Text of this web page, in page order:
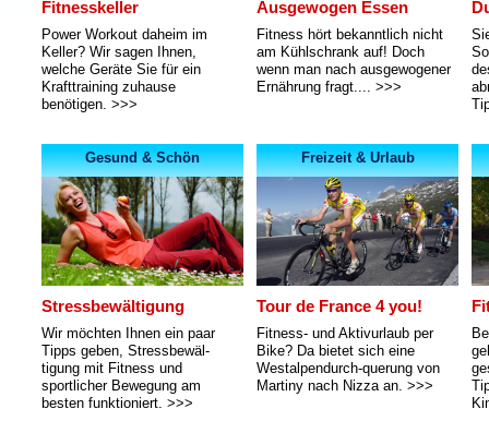
Fitnesskeller
Power Workout daheim im
Keller? Wir sagen Ihnen,
welche Geräte Sie für ein
Krafttraining zuhause
benötigen. >>>
Ausgewogen Essen
Fitness hört bekanntlich nicht
am Kühlschrank auf! Doch
wenn man nach ausgewogener
Ernährung fragt.... >>>
Gesund & Schön
Stressbewältigung
Wir möchten Ihnen ein paar
Tipps geben, Stressbewäl-
tigung mit Fitness und
sportlicher Bewegung am
besten funktioniert. >>>
Freizeit & Urlaub
Tour de France 4 you!
Fitness- und Aktivurlaub per
Bike? Da bietet sich eine
Westalpendurch-querung von
Martiny nach Nizza an. >>>